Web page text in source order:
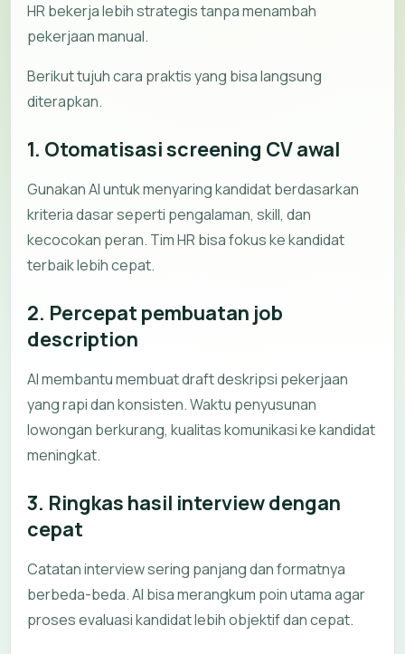
HR bekerja lebih strategis tanpa menambah
pekerjaan manual.
Berikut tujuh cara praktis yang bisa langsung
diterapkan.
1. Otomatisasi screening CV awal
Gunakan AI untuk menyaring kandidat berdasarkan
kriteria dasar seperti pengalaman, skill, dan
kecocokan peran. Tim HR bisa fokus ke kandidat
terbaik lebih cepat.
2. Percepat pembuatan job
description
AI membantu membuat draft deskripsi pekerjaan
yang rapi dan konsisten. Waktu penyusunan
lowongan berkurang, kualitas komunikasi ke kandidat
meningkat.
3. Ringkas hasil interview dengan
cepat
Catatan interview sering panjang dan formatnya
berbeda-beda. AI bisa merangkum poin utama agar
proses evaluasi kandidat lebih objektif dan cepat.